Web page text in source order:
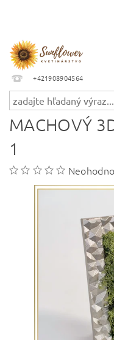
+421908904564
MACHOVÝ
1